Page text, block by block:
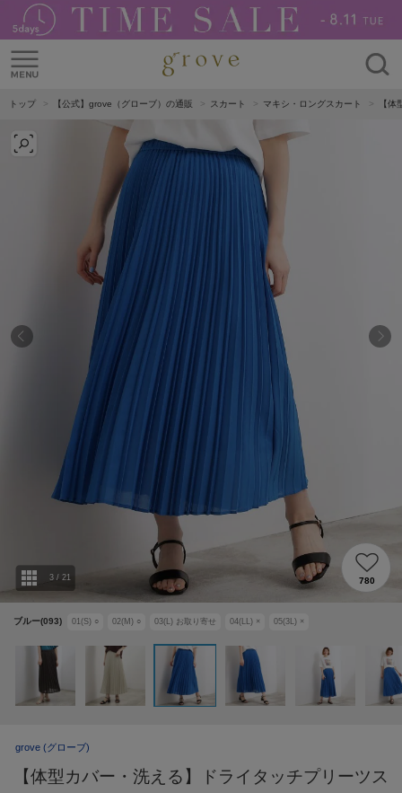
トップ 【公式】grove（グローブ）の通販 スカート マキシ・ロングスカート 【
ブルー(093) 01(S) ○ 02(M) ○ 03(L) お取り寄せ 04(LL) × 05(3L) ×
3 / 21 780
grove (グローブ)
【体型カバー・洗える】ドライタッチプリーツス